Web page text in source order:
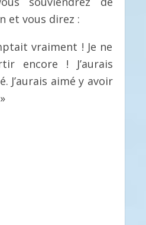
et vous direz :
vraiment ! Je ne
encore ! J’aurais
J’aurais aimé y avoir